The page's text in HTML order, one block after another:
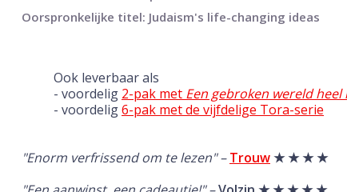
Oorspronkelijke titel: Judaism's life-changing ideas
Ook leverbaar als
- voordelig 2-pak met Een gebroken wereld heel
- voordelig6-pak met de vijfdelige Tora-serie
"Enorm verfrissend om te lezen" –Trouw★ ★ ★ ★